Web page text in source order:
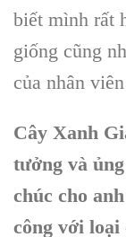
biết mình rất
giống cũng
của nhân
Cây Xanh
tưởng và
chúc cho
công với loại